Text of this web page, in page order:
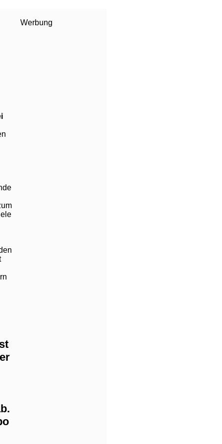
Werbung